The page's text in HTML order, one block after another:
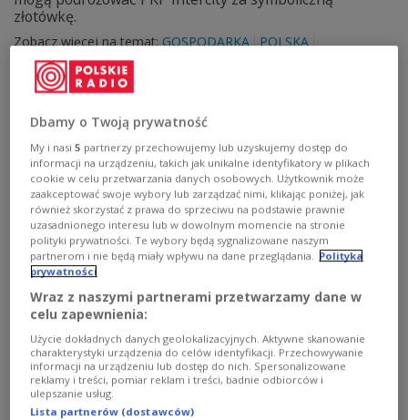
złotówkę.
Zobacz więcej na temat:GOSPODARKA POLSKA
PKP Intercity kolej
Pociągi pojadą ponad 300 kilometrów na
godzinę. Wiemy, kiedy zostanie ogłoszony
przetarg
PKP Intercity ogłoszą w przyszłym roku przetarg na
dostawę 26 szybkich pociągów, które obsłużą system
Kolei Dużych Prędkości (KDP) i będą kursowały z
Dbamy o Twoją prywatność
My i nasi5 partnerzy przechowujemy lub uzyskujemy dostęp do
informacji na urządzeniu, takich jak unikalne identyfikatory w plikach
cookie w celu przetwarzania danych osobowych. Użytkownik może
zaakceptować swoje wybory lub zarządzać nimi, klikając poniżej, jak
również skorzystać z prawa do sprzeciwu na podstawie prawnie
uzasadnionego interesu lub w dowolnym momencie na stronie
polityki prywatności. Te wybory będą sygnalizowane naszym
partnerom i nie będą miały wpływu na dane przeglądania.
Polityka
prywatności
Wraz z naszymi partnerami przetwarzamy dane w
celu zapewnienia:
Użycie dokładnych danych geolokalizacyjnych. Aktywne skanowanie
charakterystyki urządzenia do celów identyfikacji. Przechowywanie
informacji na urządzeniu lub dostęp do nich. Spersonalizowane
reklamy i treści, pomiar reklam i treści, badnie odbiorców i
ulepszanie usług.
Lista partnerów (dostawców)